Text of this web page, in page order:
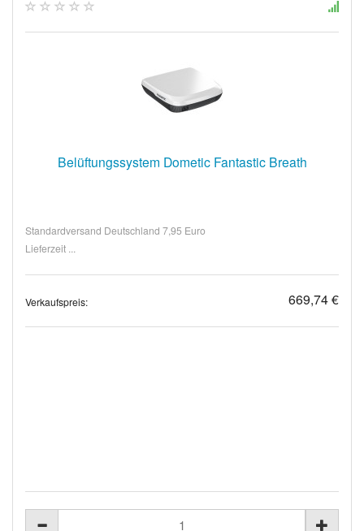
Belüftungssystem Dometic Fantastic Breath
Standardversand Deutschland 7,95 Euro
Lieferzeit ...
Verkaufspreis: 669,74 €